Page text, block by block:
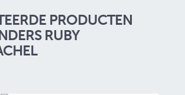
PRODUCTEN
RUBY